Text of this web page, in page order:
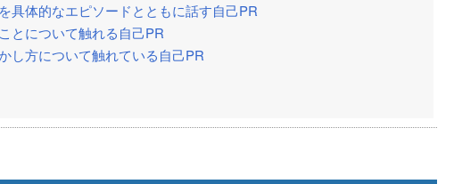
具体的なエピソードとともに話す自己PR
とについて触れる自己PR
し方について触れている自己PR